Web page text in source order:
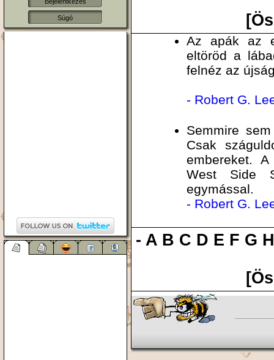
Súgó
Az apák az
eltöröd a
felnéz az
- Robert G.
Semmire
Csak
embereket.
West Side
egymással.
- Robert G.
-A B C D E F G